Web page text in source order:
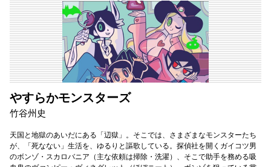
やすらかモンスターズ
竹谷州史
天国と地獄のあいだにある「辺獄」。そこでは、さまざまなモンスターたち
が、「死なない」生活を、ゆるりと謳歌している。探偵社を開くガイコツ男
のボンゾ・スカロバニア（主な依頼は掃除・洗濯）、そこで助手を務める吸